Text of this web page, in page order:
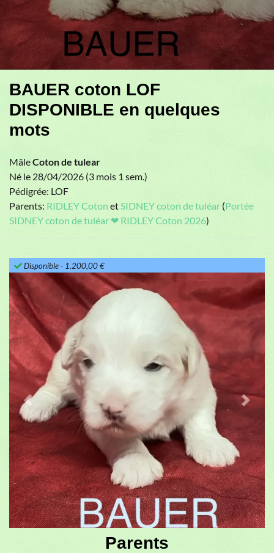
Disponible- 1.200,00 €
Previous Next
BAUER coton LOF
DISPONIBLE en quelques
mots
MâleCoton de tulear
Né le 28/04/2026 (3 mois 1 sem.)
Pédigrée: LOF
Parents: RIDLEY Coton etSIDNEY coton de tuléar (Portée
SIDNEY coton de tuléar ❤ RIDLEY Coton 2026)
Parents